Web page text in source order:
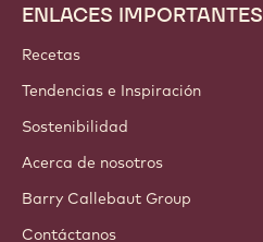
Footer
Callebaut
ENLACES IMPORTANTES
Recetas
Tendencias e Inspiración
Sostenibilidad
Acerca de nosotros
Barry Callebaut Group
Contáctanos